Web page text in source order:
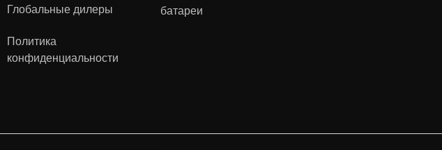
Глобальные дилеры
Политика
конфиденциальности
батареи